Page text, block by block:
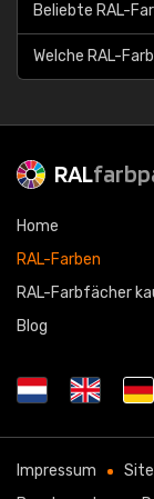
Beliebte RAL-
Welche RAL-
RAL
Home
RAL-Farben
RAL-Farbfächer
Blog
Impressum